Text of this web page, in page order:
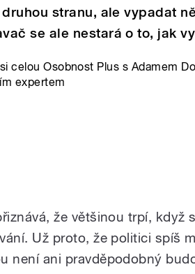
stranu, ale vypadat
se ale nestará o to, jak
celou Osobnost Plus s Adamem
expertem
že většinou trpí, když
Už proto, že politici spíš
není ani pravděpodobný